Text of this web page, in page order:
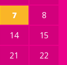
7
8
14
15
21
22